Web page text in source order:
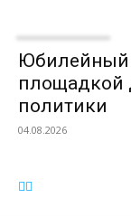
Юбилейный
площадкой
политики
04.08.2026